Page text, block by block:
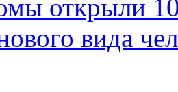
открыли
вида